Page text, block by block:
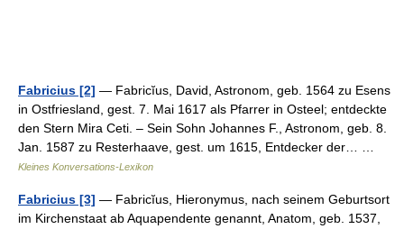
Fabricius [2] — Fabricĭus, David, Astronom, geb. 1564 zu Esens
in Ostfriesland, gest. 7. Mai 1617 als Pfarrer in Osteel; entdeckte
den Stern Mira Ceti. – Sein Sohn Johannes F., Astronom, geb. 8.
Jan. 1587 zu Resterhaave, gest. um 1615, Entdecker der… …
Kleines Konversations-Lexikon
Fabricius [3] — Fabricĭus, Hieronymus, nach seinem Geburtsort
im Kirchenstaat ab Aquapendente genannt, Anatom, geb. 1537,